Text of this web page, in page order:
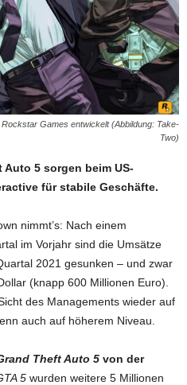
Games entwickelt (Abbildung: Take-
Two)
Auto 5 sorgen beim US-
für stabile Geschäfte.
nimmt’s: Nach einem
im Vorjahr sind die Umsätze
2021 gesunken – und zwar
(knapp 600 Millionen Euro).
des Managements wieder auf
auch auf höherem Niveau.
Theft Auto 5 von der
5 wurden weitere 5 Millionen